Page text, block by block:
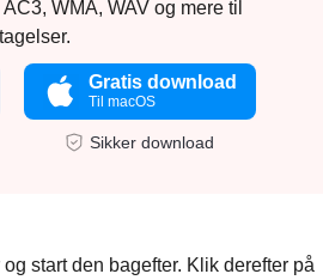
WMA, WAV og mere til
Gratis download
Til macOS
Sikker download
start den bagefter. Klik derefter på